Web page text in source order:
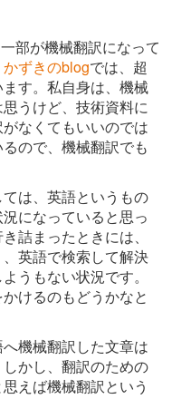
部が機械翻訳になって
かずきのblogでは、超
す。私自身は、機械
うけど、技術資料に
なくてもいいのでは
ので、機械翻訳でも
は、英語というもの
になっていると思っ
詰まったときには、
英語で検索して解決
うもない状況です。
けるのもどうかなと
機械翻訳した文章は
かし、翻訳のための
えば機械翻訳という